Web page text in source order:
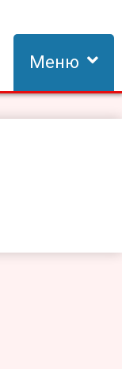
видань для
Меню